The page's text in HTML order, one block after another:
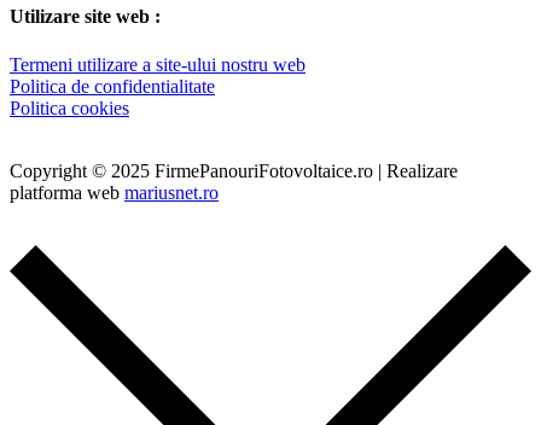
Utilizare site web :
Termeni utilizare a site-ului nostru web
Politica de confidentialitate
Politica cookies
Copyright © 2025 FirmePanouriFotovoltaice.ro | Realizare
platforma web mariusnet.ro